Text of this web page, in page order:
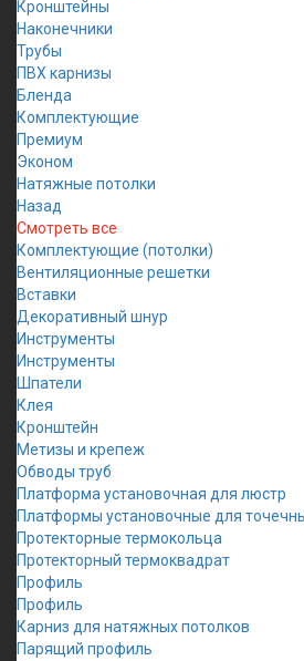
Кронштейны
Наконечники
Трубы
ПВХ карнизы
Бленда
Комплектующие
Премиум
Эконом
Натяжные потолки
Назад
Смотреть все
Комплектующие (потолки)
Вентиляционные решетки
Вставки
Декоративный шнур
Инструменты
Инструменты
Шпатели
Клея
Кронштейн
Метизы и крепеж
Обводы труб
Платформа установочная для люстр
Платформы установочные для
Протекторные термокольца
Протекторный термоквадрат
Профиль
Профиль
Карниз для натяжных потолков
Парящий профиль